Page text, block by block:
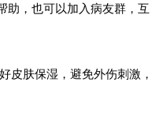
助，也可以加入病友群，互
皮肤保湿，避免外伤刺激，